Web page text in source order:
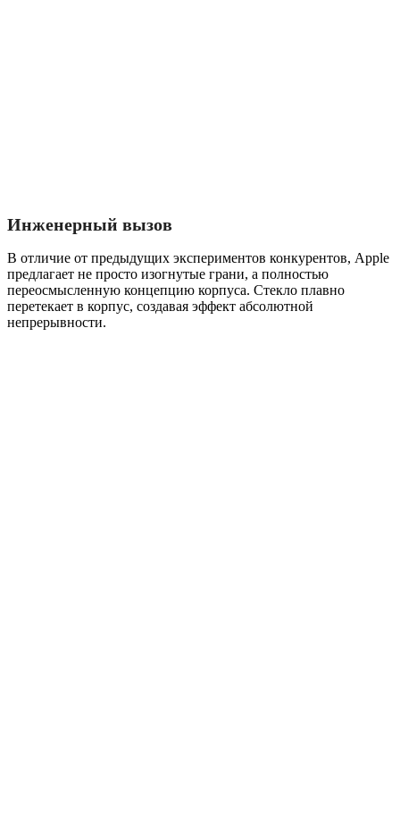
Инженерный вызов
В отличие от предыдущих экспериментов конкурентов, Apple
предлагает не просто изогнутые грани, а полностью
переосмысленную концепцию корпуса. Стекло плавно
перетекает в корпус, создавая эффект абсолютной
непрерывности.